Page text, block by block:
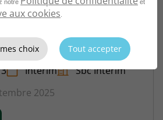
Lourds H/F
Intérim
Sbc Interim
2025
notre
et
aux cookies
choix Tout accepter